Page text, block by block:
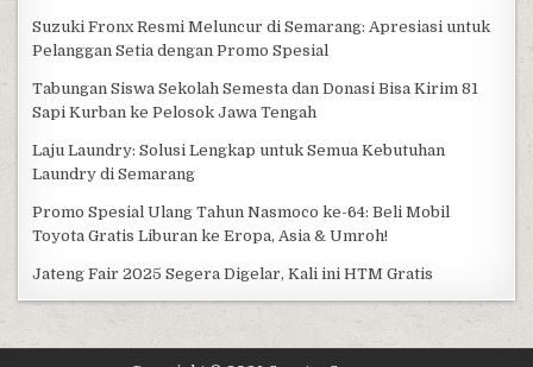
Suzuki Fronx Resmi Meluncur di Semarang: Apresiasi untuk
Pelanggan Setia dengan Promo Spesial
Tabungan Siswa Sekolah Semesta dan Donasi Bisa Kirim 81
Sapi Kurban ke Pelosok Jawa Tengah
Laju Laundry: Solusi Lengkap untuk Semua Kebutuhan
Laundry di Semarang
Promo Spesial Ulang Tahun Nasmoco ke-64: Beli Mobil
Toyota Gratis Liburan ke Eropa, Asia & Umroh!
Jateng Fair 2025 Segera Digelar, Kali ini HTM Gratis